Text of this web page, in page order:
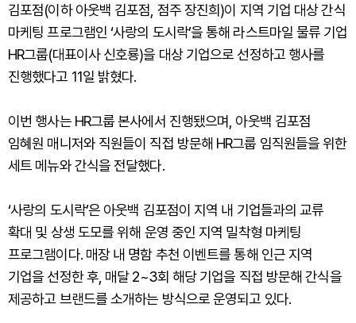
김포점(이하 아웃백 김포점, 점주 장진희)이 지역 기업 대상 간식
마케팅 프로그램인 ‘사랑의 도시락’을 통해 라스트마일 물류 기업
HR그룹(대표이사 신호룡)을 대상 기업으로 선정하고 행사를
진행했다고 11일 밝혔다.
이번 행사는 HR그룹 본사에서 진행됐으며, 아웃백 김포점
임혜원 매니저와 직원들이 직접 방문해 HR그룹 임직원들을 위한
세트 메뉴와 간식을 전달했다.
‘사랑의 도시락’은 아웃백 김포점이 지역 내 기업들과의 교류
확대 및 상생 도모를 위해 운영 중인 지역 밀착형 마케팅
프로그램이다. 매장 내 명함 추천 이벤트를 통해 인근 지역
기업을 선정한 후, 매달 2~3회 해당 기업을 직접 방문해 간식을
제공하고 브랜드를 소개하는 방식으로 운영되고 있다.